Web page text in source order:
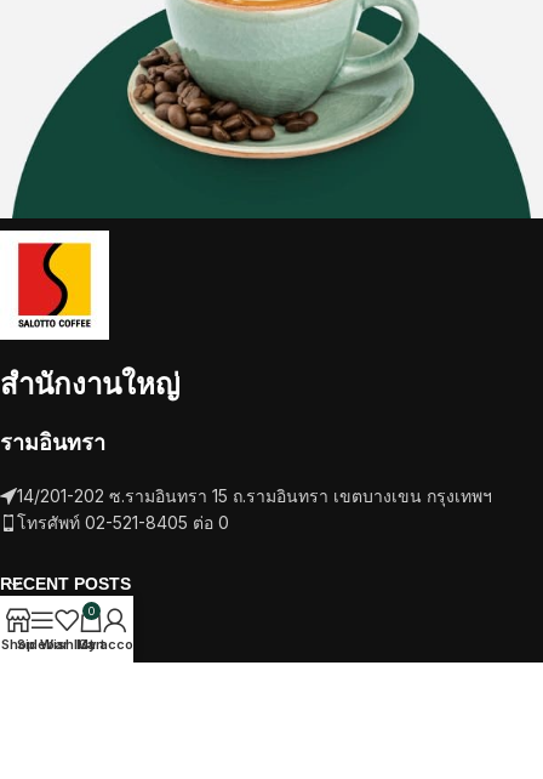
สำนักงานใหญ่
รามอินทรา
14/201-202 ซ.รามอินทรา 15 ถ.รามอินทรา เขตบางเขน กรุงเทพฯ
โทรศัพท์ 02-521-8405 ต่อ 0
RECENT POSTS
เครื่องชงกาแฟ
ShopSidebar
Wishlist
0
Cart
My account